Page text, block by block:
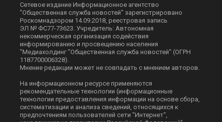
Сетевое издание Информационное агентство
"Общественная служба новостей" зарегистрировано
Роскомнадзором 14.09.2018, реестровая запись
ЭЛ № ФС77-73623. Учредитель: Автономная
некоммерческая организация содействия
информированию и просвещению населения
"Медиахолдинг "Общественная служба новостей" (ОГРН
1187700006328).
Мнение редакции может не совпадать с мнением авторов.
На информационном ресурсе применяются
рекомендательные технологии (информационные
технологии предоставления информации на основе сбора,
систематизации и анализа сведений, относящихся к
предпочтениям пользователей сети "Интернет",